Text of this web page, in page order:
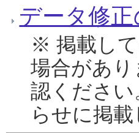
データ修
※ 掲載し
場合があ
認くださ
らせに掲載